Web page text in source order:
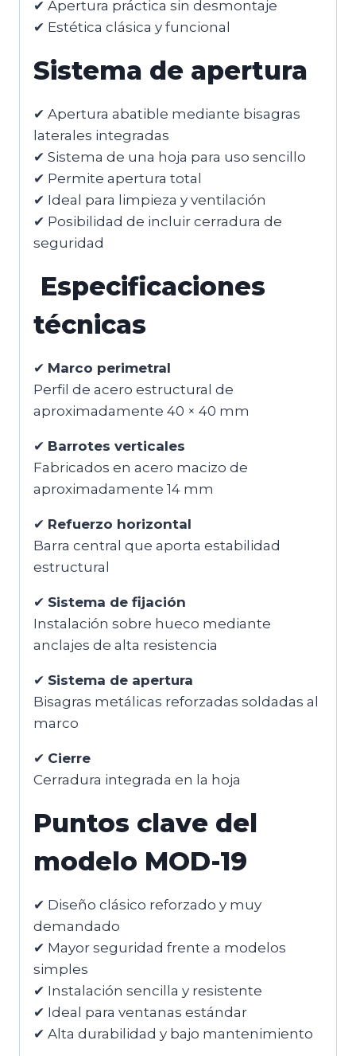
✔ Apertura práctica sin desmontaje
✔ Estética clásica y funcional
Sistema de apertura
✔ Apertura abatible mediante bisagras
laterales integradas
✔ Sistema de una hoja para uso sencillo
✔ Permite apertura total
✔ Ideal para limpieza y ventilación
✔ Posibilidad de incluir cerradura de
seguridad
Especificaciones
técnicas
✔ Marco perimetral
Perfil de acero estructural de
aproximadamente 40 × 40 mm
✔ Barrotes verticales
Fabricados en acero macizo de
aproximadamente 14 mm
✔ Refuerzo horizontal
Barra central que aporta estabilidad
estructural
✔ Sistema de fijación
Instalación sobre hueco mediante
anclajes de alta resistencia
✔ Sistema de apertura
Bisagras metálicas reforzadas soldadas al
marco
✔ Cierre
Cerradura integrada en la hoja
Puntos clave del
modelo MOD-19
✔ Diseño clásico reforzado y muy
demandado
✔ Mayor seguridad frente a modelos
simples
✔ Instalación sencilla y resistente
✔ Ideal para ventanas estándar
✔ Alta durabilidad y bajo mantenimiento